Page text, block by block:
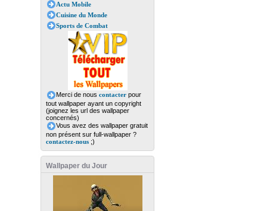
Actu Mobile
Cuisine du Monde
Sports de Combat
Merci de nous contacterpour
tout wallpaper ayant un copyright
(joignez les url des wallpaper
concernés)
Vous avez des wallpaper gratuit
non présent sur full-wallpaper ?
contactez-nous;)
Wallpaper du Jour